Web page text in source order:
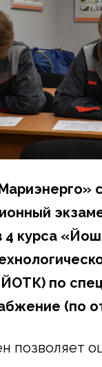
4 курса
по
(по
позволяет